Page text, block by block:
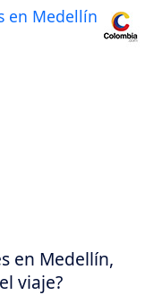
en Medellín,
viaje?